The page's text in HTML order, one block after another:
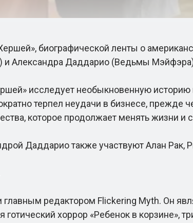
биографической ленты о
и Александра Даддарио (Ведьмы
исследует необыкновенную
терпел неудачи в бизнесе,
которое продолжает менять жизни и
Даддарио также участвуют Алан Рак,
редактором Flickering Myth. Он
хоррор «Ребенок в корзине»,